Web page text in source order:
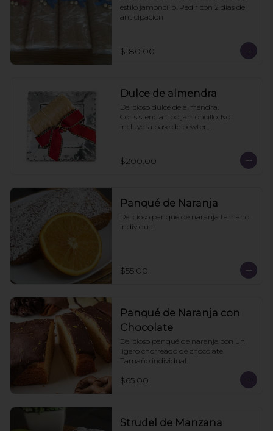
estilo jamoncillo. Pedir con 2 dias de
anticipación
$180.00
Dulce de almendra
Delicioso dulce de almendra.
Consistencia tipo jamoncillo. No
incluye la base de pewter.
$200.00
Panqué de Naranja
Delicioso panqué de naranja tamaño
individual.
$55.00
Panqué de Naranja con
Chocolate
Delicioso panqué de naranja con un
ligero chorreado de chocolate.
Tamaño individual.
$65.00
Strudel de Manzana